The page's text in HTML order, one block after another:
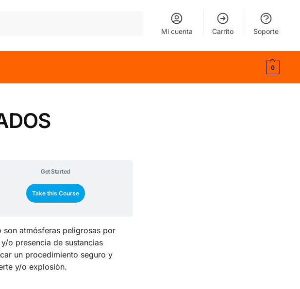
Mi cuenta Carrito Soporte
0
Get Started
Take this Course
atmósferas peligrosas por
o presencia de sustancias
un procedimiento seguro y
y/o explosión.